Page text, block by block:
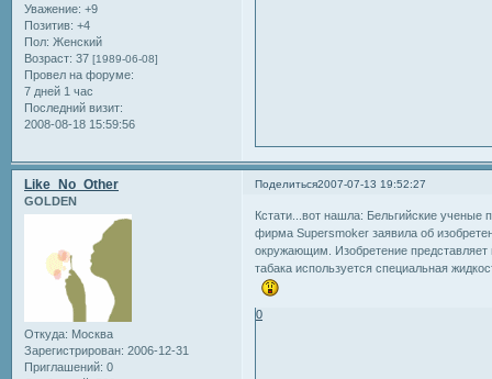
Уважение: +9
Позитив: +4
Пол: Женский
Возраст: 37 [1989-06-08]
Провел на форуме:
7 дней 1 час
Последний визит:
2008-08-18 15:59:56
Поделиться2007-07-13 19:52:27
Like_No_Other
GOLDEN
Откуда: Москва
Зарегистрирован: 2006-12-31
Приглашений: 0
Кстати...вот нашла: Бельгийские ученые
фирма Supersmoker заявила об
окружающим. Изобретение представляет
табака используется специальная
0